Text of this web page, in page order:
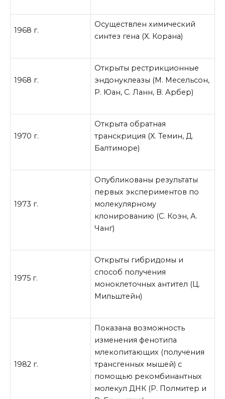
1968 г.
Осуществлен химический
синтез гена (X. Корана)
1968 г.
Открыты рестрикционные
эндонуклеазы (М. Месельсон,
Р. Юан, С. Ланн, В. Арбер)
1970 г.
Открыта обратная
транскриция (X. Темин, Д.
Балтиморе)
1973 г.
Опубликованы результаты
первых экспериментов по
молекулярному
клонированию (С. Коэн, А.
Чанг)
1975 г.
Открыты гибридомы и
способ получения
моноклеточных антител (Ц.
Мильштейн)
1982 г.
Показана возможность
изменения фенотипа
млекопитающих (получения
трансгенных мышей) с
помощью рекомбинантных
молекул ДНК (Р. Полмитер и